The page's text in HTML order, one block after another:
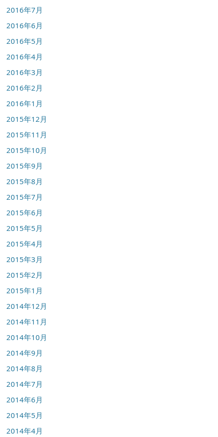
2016年7月
2016年6月
2016年5月
2016年4月
2016年3月
2016年2月
2016年1月
2015年12月
2015年11月
2015年10月
2015年9月
2015年8月
2015年7月
2015年6月
2015年5月
2015年4月
2015年3月
2015年2月
2015年1月
2014年12月
2014年11月
2014年10月
2014年9月
2014年8月
2014年7月
2014年6月
2014年5月
2014年4月